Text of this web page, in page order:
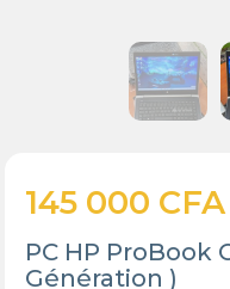
145 000 CFA
PC HP ProBook
Génération )